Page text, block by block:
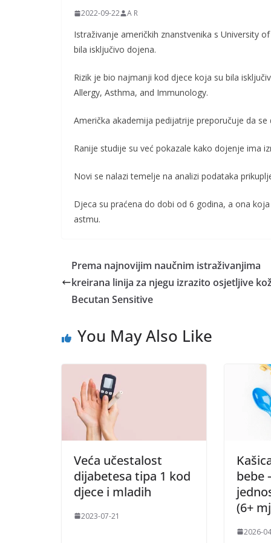
2022-09-22 A R
Istraživanje američkih znanstvenika s University
bila isključivo dojena.
Rizik je bio najmanji kod djece koja su bila
Allergy, Asthma, and Immunology.
Američka akademija pedijatrije preporučuje da
Ranije studije su već pokazale kako dojenje ima
Novi se nalazi temelje na analizi podataka
Djeca su praćena do dobi od 6 godina, a ona
astmu.
Prema najnovijim naučnim istraživanjima
kreirana linija za njegu izrazito osjetljive
Becutan Sensitive
You May Also Like
Veća učestalost
dijabetesa tipa 1 kod
djece i mladih
2023-07-21
bebe
(6+
2026-